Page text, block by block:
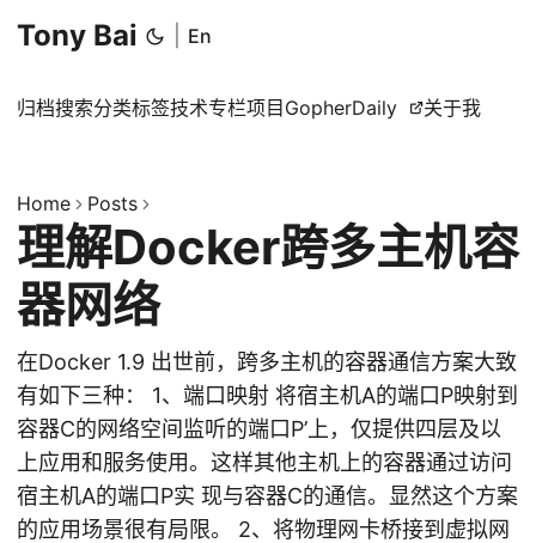
Tony Bai En
归档搜索分类标签技术专栏项目 GopherDaily 关于我
Home Posts
理解Docker跨多主机容
器网络
在Docker 1.9 出世前，跨多主机的容器通信方案大致
有如下三种： 1、端口映射 将宿主机A的端口P映射到
容器C的网络空间监听的端口P’上，仅提供四层及以
上应用和服务使用。这样其他主机上的容器通过访问
宿主机A的端口P实 现与容器C的通信。显然这个方案
的应用场景很有局限。 2、将物理网卡桥接到虚拟网